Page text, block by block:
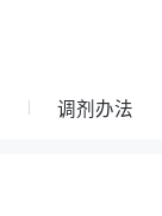
调剂办法